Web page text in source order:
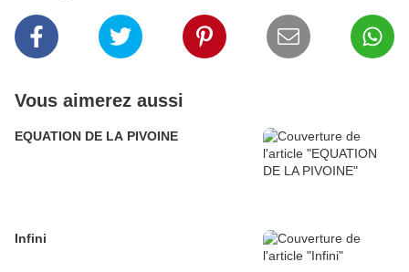
Vous aimerez aussi
EQUATION DE LA PIVOINE
Infini